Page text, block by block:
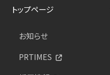
トップページ
お知らせ
PRTIMES